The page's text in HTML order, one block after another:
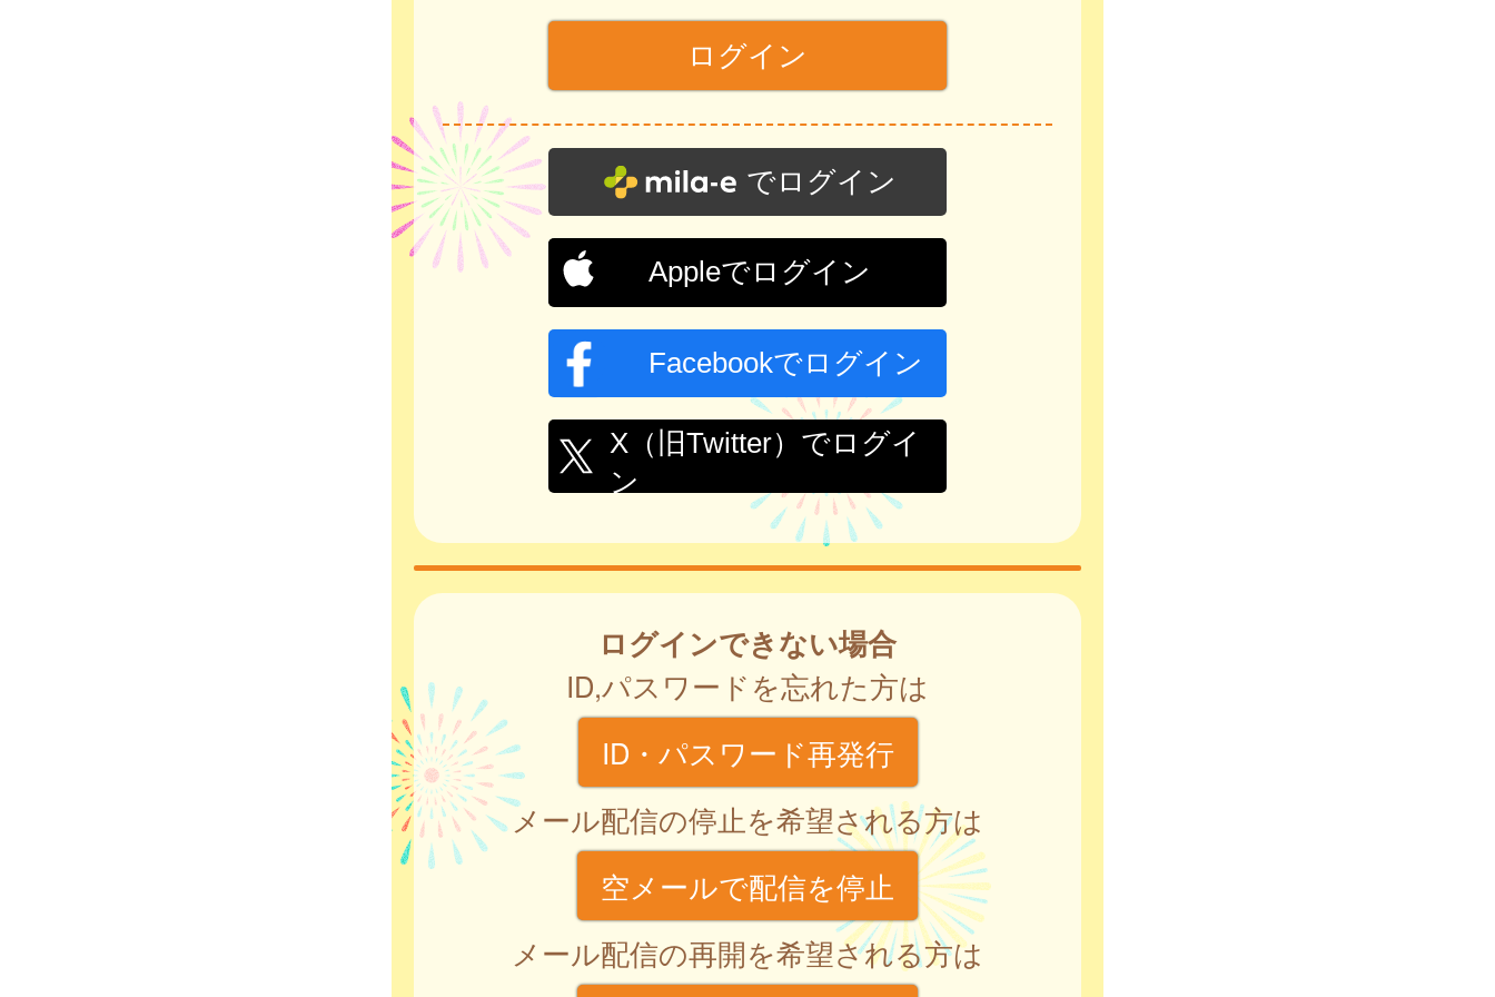
でログイン
Appleでログイン
Facebookでログイン
X（旧Twitter）でログイ
ン
ログインできない場合
ID,パスワードを忘れた方は
ID・パスワード再発行
メール配信の停止を希望される方は
空メールで配信を停止
メール配信の再開を希望される方は